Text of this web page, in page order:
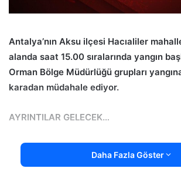
Antalya’nın Aksu ilçesi Hacıaliler
alanda saat 15.00 sıralarında yangın
Orman Bölge Müdürlüğü grupları
karadan müdahale ediyor.
AYRINTILAR GELECEK…
Daha Fazla Göster